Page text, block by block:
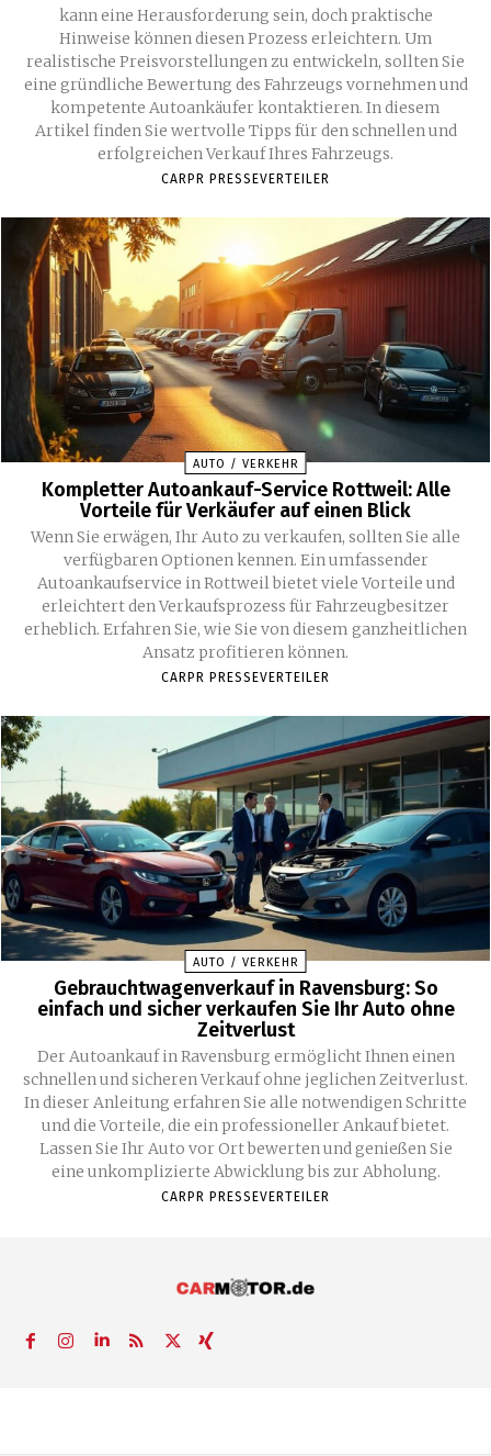
kann eine Herausforderung sein, doch praktische
Hinweise können diesen Prozess erleichtern. Um
realistische Preisvorstellungen zu entwickeln, sollten Sie
eine gründliche Bewertung des Fahrzeugs vornehmen und
kompetente Autoankäufer kontaktieren. In diesem
Artikel finden Sie wertvolle Tipps für den schnellen und
erfolgreichen Verkauf Ihres Fahrzeugs.
CARPR PRESSEVERTEILER
AUTO / VERKEHR
Kompletter Autoankauf-Service Rottweil: Alle
Vorteile für Verkäufer auf einen Blick
Wenn Sie erwägen, Ihr Auto zu verkaufen, sollten Sie alle
verfügbaren Optionen kennen. Ein umfassender
Autoankaufservice in Rottweil bietet viele Vorteile und
erleichtert den Verkaufsprozess für Fahrzeugbesitzer
erheblich. Erfahren Sie, wie Sie von diesem ganzheitlichen
Ansatz profitieren können.
CARPR PRESSEVERTEILER
AUTO / VERKEHR
Gebrauchtwagenverkauf in Ravensburg: So
einfach und sicher verkaufen Sie Ihr Auto ohne
Zeitverlust
Der Autoankauf in Ravensburg ermöglicht Ihnen einen
schnellen und sicheren Verkauf ohne jeglichen Zeitverlust.
In dieser Anleitung erfahren Sie alle notwendigen Schritte
und die Vorteile, die ein professioneller Ankauf bietet.
Lassen Sie Ihr Auto vor Ort bewerten und genießen Sie
eine unkomplizierte Abwicklung bis zur Abholung.
CARPR PRESSEVERTEILER